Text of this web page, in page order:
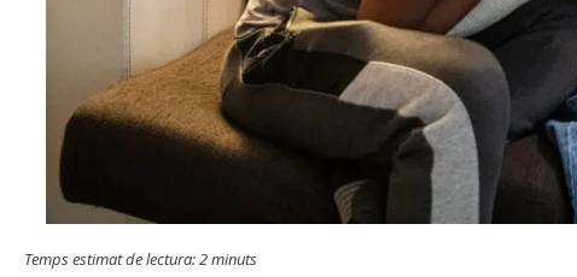
Temps estimat de lectura:2minuts